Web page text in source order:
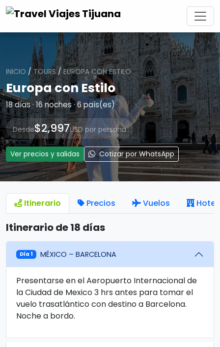
INICIO /TOURS/EUROPA CON ESTILO
Europa con Estilo
18 días · 16 noches · 6 país(es)
Desde$2,997USD por persona
Ver precios y salidas Cotizar por WhatsApp
Itinerario Precios Vuelos
Itinerario de 18 días
Día 1 MÉXICO – BARCELONA
Presentarse en el Aeropuerto Internacional de
la Ciudad de Mexico 3 hrs antes para tomar el
vuelo trasatlántico con destino a Barcelona.
Noche a bordo.